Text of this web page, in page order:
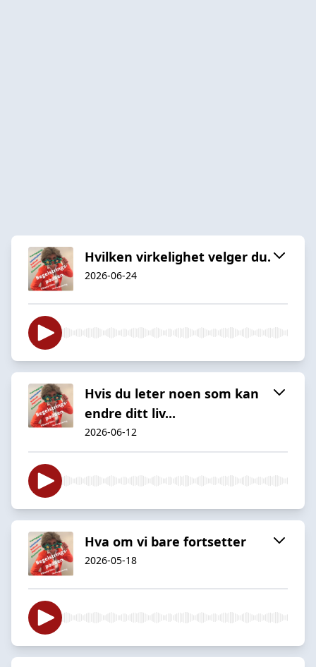
Hvilken virkelighet velger du.
2026-06-24
Hvis du leter noen som kan
endre ditt liv...
2026-06-12
Hva om vi bare fortsetter
2026-05-18